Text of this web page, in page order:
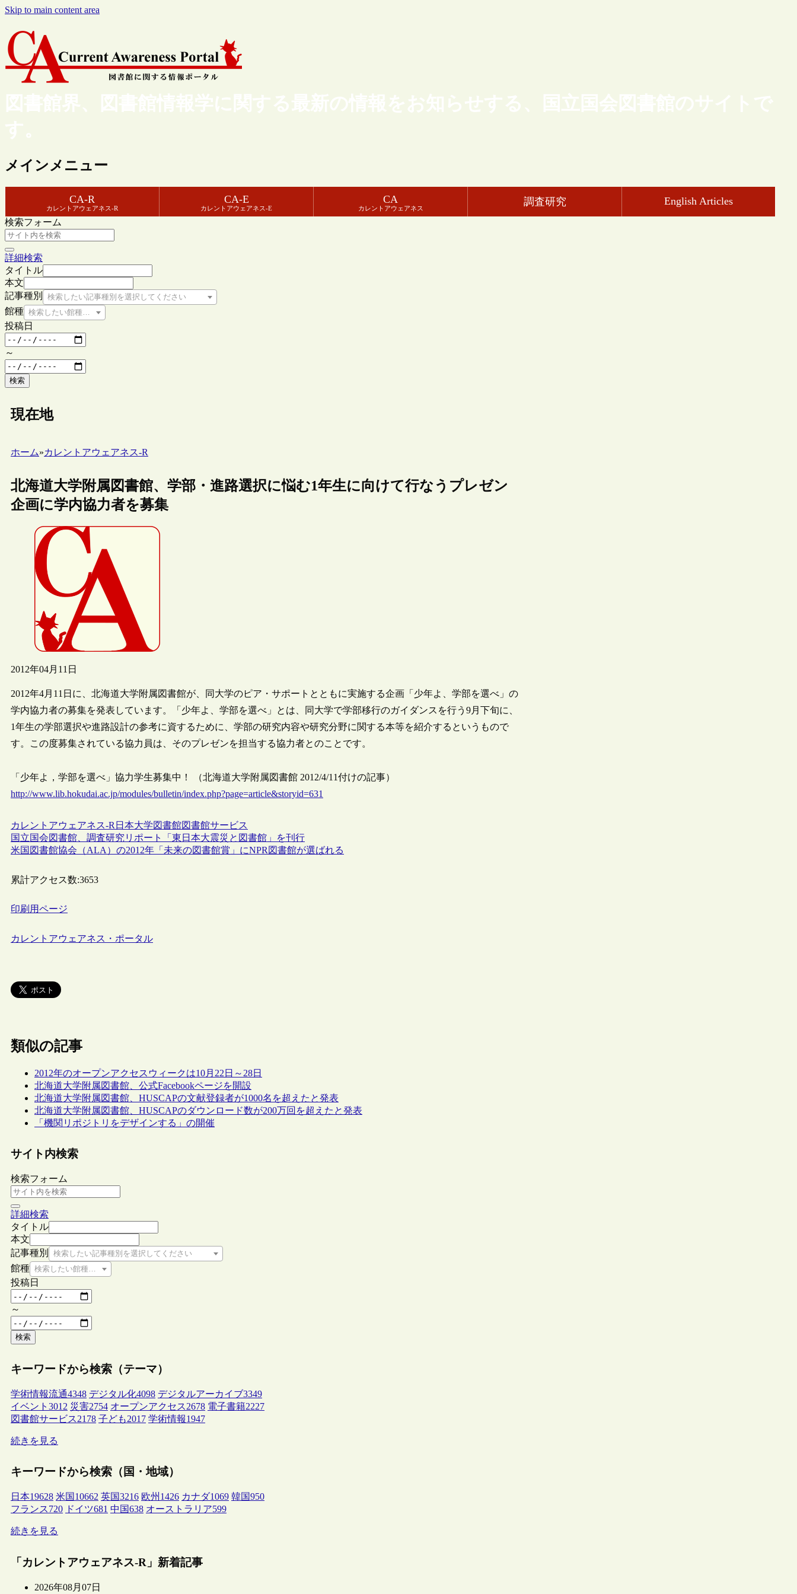
Skip to main content area
図書館界、図書館情報学に関する最新の情報をお知らせする、国立国会図書館のサイトで
す。
メインメニュー
CA-R
カレントアウェアネス-R
CA-E
カレントアウェアネス-E
CA
カレントアウェアネス
調査研究 English Articles
検索フォーム
詳細検索
タイトル
本文
記事種別
検索したい記事種別を選択してください
館種 検索したい館種を選択してください
投稿日
～
検索
現在地
ホーム»カレントアウェアネス-R
北海道大学附属図書館、学部・進路選択に悩む1年生に向けて行なうプレゼン
企画に学内協力者を募集
2012年04月11日
2012年4月11日に、北海道大学附属図書館が、同大学のピア・サポートとともに実施する企画「少年よ、学部を選べ」の
学内協力者の募集を発表しています。「少年よ、学部を選べ」とは、同大学で学部移行のガイダンスを行う9月下旬に、
1年生の学部選択や進路設計の参考に資するために、学部の研究内容や研究分野に関する本等を紹介するというもので
す。この度募集されている協力員は、そのプレゼンを担当する協力者とのことです。
「少年よ，学部を選べ」協力学生募集中！ （北海道大学附属図書館 2012/4/11付けの記事）
http://www.lib.hokudai.ac.jp/modules/bulletin/index.php?page=article&storyid=631
カレントアウェアネス-R 日本大学図書館図書館サービス
国立国会図書館、調査研究リポート「東日本大震災と図書館」を刊行
米国図書館協会（ALA）の2012年「未来の図書館賞」にNPR図書館が選ばれる
累計アクセス数:3653
印刷用ページ
カレントアウェアネス・ポータル
類似の記事
2012年のオープンアクセスウィークは10月22日～28日
北海道大学附属図書館、公式Facebookページを開設
北海道大学附属図書館、HUSCAPの文献登録者が1000名を超えたと発表
北海道大学附属図書館、HUSCAPのダウンロード数が200万回を超えたと発表
「機関リポジトリをデザインする」の開催
サイト内検索
検索フォーム
詳細検索
タイトル
本文
記事種別
検索したい記事種別を選択してください
館種 検索したい館種を選択してください
投稿日
～
検索
キーワードから検索（テーマ）
学術情報流通4348 デジタル化4098 デジタルアーカイブ3349
イベント 3012 災害2754 オープンアクセス2678 電子書籍2227
図書館サービス2178 子ども2017 学術情報1947
続きを見る
キーワードから検索（国・地域）
日本19628 米国 10662 英国3216 欧州 1426 カナダ1069 韓国950
フランス720 ドイツ681 中国638 オーストラリア599
続きを見る
「カレントアウェアネス-R」新着記事
2026年08月07日